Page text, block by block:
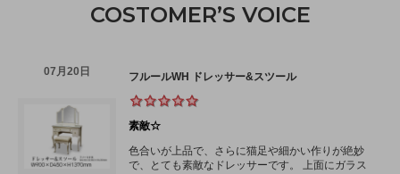
COSTOMER’S VOICE